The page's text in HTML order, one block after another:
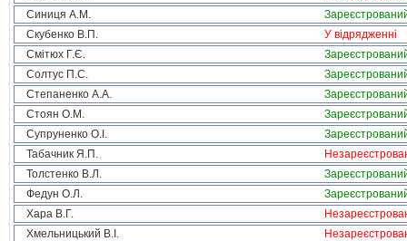
Синиця А.М.
Скубенко В.П.
У відрядженні
Смітюх Г.Є.
Солтус П.С.
Степаненко А.А.
Стоян О.М.
Супруненко О.І.
Табачник Я.П.
Толстенко В.Л.
Федун О.Л.
Хара В.Г.
Хмельницький В.І.